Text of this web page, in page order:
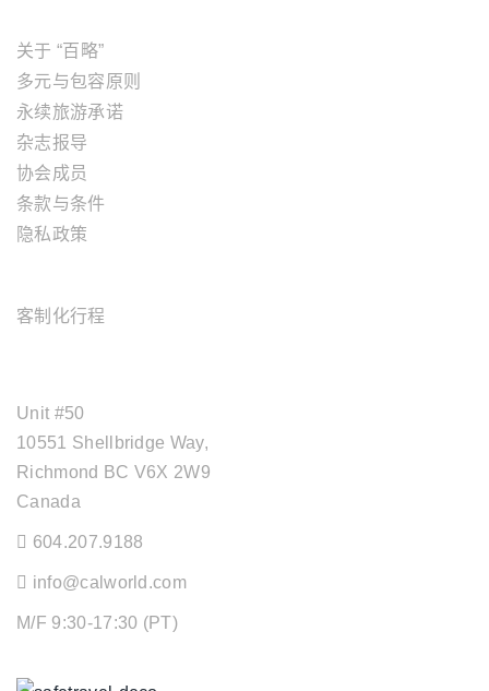
关于 “百略”
多元与包容原则
永续旅游承诺
杂志报导
协会成员
条款与条件
隐私政策
客制化行程
Unit #50
10551 Shellbridge Way,
Richmond BC V6X 2W9
Canada
604.207.9188
info@calworld.com
M/F 9:30-17:30 (PT)